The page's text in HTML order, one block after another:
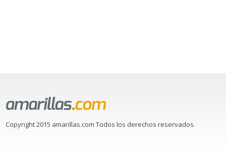
Copyright 2015 amarillas.com Todos los derechos reservados.